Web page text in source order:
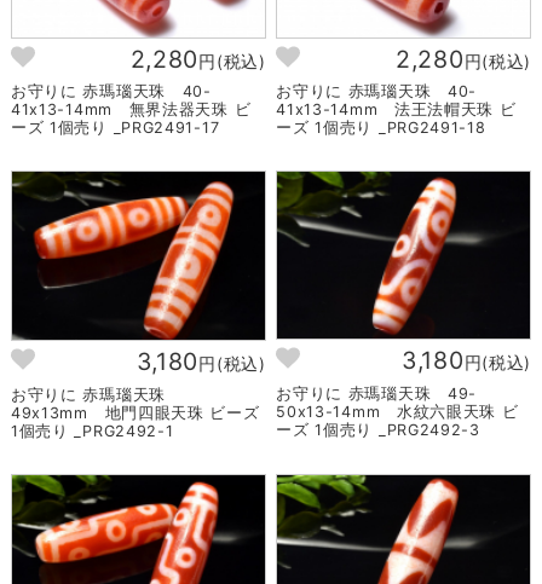
2,280円(税込)
お守りに 赤瑪瑙天珠 40-
41x13-14mm 無界法器天珠 ビ
ーズ 1個売り _PRG2491-17
2,280円(税込)
お守りに 赤瑪瑙天珠 40-
41x13-14mm 法王法帽天珠 ビ
ーズ 1個売り _PRG2491-18
3,180円(税込)
お守りに 赤瑪瑙天珠
49x13mm 地門四眼天珠 ビーズ
1個売り _PRG2492-1
3,180円(税込)
お守りに 赤瑪瑙天珠 49-
50x13-14mm 水紋六眼天珠 ビ
ーズ 1個売り _PRG2492-3